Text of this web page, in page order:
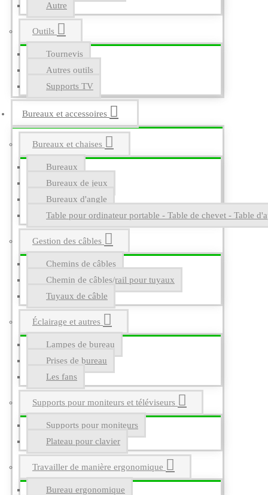
Autre
Outils
Tournevis
Autres outils
Supports TV
Bureaux et accessoires
Bureaux et chaises
Bureaux
Bureaux de jeux
Bureaux d'angle
Table pour ordinateur portable - Table de chevet - Table
Gestion des câbles
Chemins de câbles
Chemin de câbles/rail pour tuyaux
Tuyaux de câble
Éclairage et autres
Lampes de bureau
Prises de bureau
Les fans
Supports pour moniteurs et téléviseurs
Supports pour moniteurs
Plateau pour clavier
Travailler de manière ergonomique
Bureau ergonomique